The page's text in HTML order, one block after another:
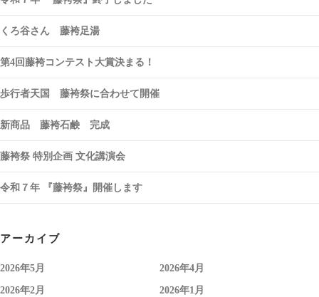
くろ谷さん 藤袴足湯
第4回藤袴コンテスト大賞決まる！
歩行者天国 藤袴祭に合わせて開催
新商品 藤袴石鹸 完成
藤袴祭 特別企画 文化講演会
令和７年 『藤袴祭』開催します
アーカイブ
2026年5月 2026年4月
2026年2月 2026年1月